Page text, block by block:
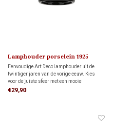
Lamphouder porselein 1925
Eenvoudige Art Deco lamphouder uit de
twintiger jaren van de vorige eeuw. Kies
voor de juiste sfeer met een mooie
bijpassende LED kooldraadlamp.
€29,90